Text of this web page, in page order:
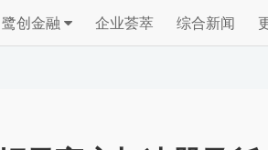
鹭创金融 企业荟萃 综合新闻